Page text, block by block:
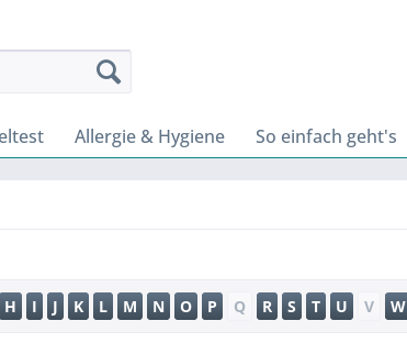
Allergie & Hygiene So einfach geht's
H I J K L M N O P Q R S T U V W